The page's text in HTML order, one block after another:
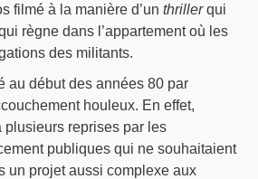
filmé à la manière d’unthrillerqui
règne dans l’appartement où les
des militants.
au début des années 80 par
houleux. En effet,
plusieurs reprises par les
publiques qui ne souhaitaient
un projet aussi complexe aux